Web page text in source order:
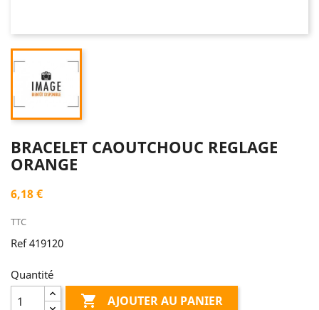
BRACELET CAOUTCHOUC REGLAGE
ORANGE
6,18 €
TTC
Ref 419120
Quantité
 AJOUTER AU PANIER